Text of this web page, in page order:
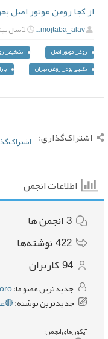
از کجا روغن موتور اصل
mojtaba_alav... 1 سال پیش
روغن موتور اصل تشخیص روغن
تقلبی بودن روغن بهران
بازار
اشتراک‌گذاری: اشتراک‌گذاری
اطلاعات انجمن
3 انجمن ها
422نوشته‌ها
94 کاربران
جدیدترین عضو ما:
جدیدترین نوشته:🔴علت
آیکون‌های انجمن: